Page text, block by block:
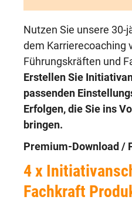
Nutzen Sie unsere 30-
dem Karrierecoaching
Führungskräften und
Erstellen Sie
passenden
Erfolgen, die Sie ins
bringen.
Premium-Download /
4 x
Fachkraft